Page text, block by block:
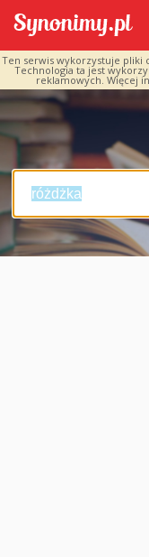
Ten serwis wykorzystuje pliki
Technologia ta jest
reklamowych. Więcej